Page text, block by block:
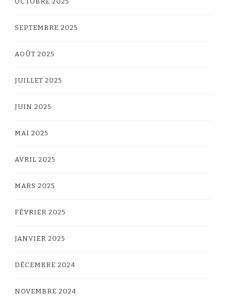
SEPTEMBRE 2025
AOÛT 2025
JUILLET 2025
JUIN 2025
MAI 2025
AVRIL 2025
MARS 2025
FÉVRIER 2025
JANVIER 2025
DÉCEMBRE 2024
NOVEMBRE 2024